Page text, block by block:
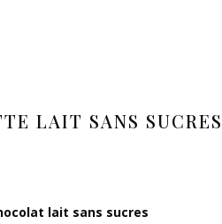
LAIT SANS SUCRES
lait sans sucres